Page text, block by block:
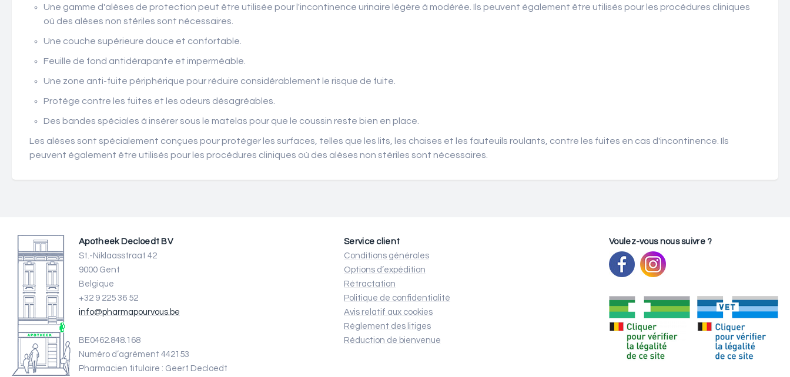
Une gamme d'alèses de protection peut être utilisée pour l'incontinence urinaire légère à modérée. Ils peuvent également être utilisés pour les procédures cliniques
où des alèses non stériles sont nécessaires.
Une couche supérieure douce et confortable.
Feuille de fond antidérapante et imperméable.
Une zone anti-fuite périphérique pour réduire considérablement le risque de fuite.
Protège contre les fuites et les odeurs désagréables.
Des bandes spéciales à insérer sous le matelas pour que le coussin reste bien en place.
Les alèses sont spécialement conçues pour protéger les surfaces, telles que les lits, les chaises et les fauteuils roulants, contre les fuites en cas d'incontinence. Ils
peuvent également être utilisés pour les procédures cliniques où des alèses non stériles sont nécessaires.
Apotheek Decloedt BV
St.-Niklaasstraat 42
9000 Gent
Belgique
+32 9 225 36 52
info@pharmapourvous.be
BE0462.848.168
Numéro d’agrément 442153
Pharmacien titulaire : Geert Decloedt
Service client
Conditions générales
Options d’expédition
Rétractation
Politique de confidentialité
Avis relatif aux cookies
Règlement des litiges
Réduction de bienvenue
Voulez-vous nous suivre ?